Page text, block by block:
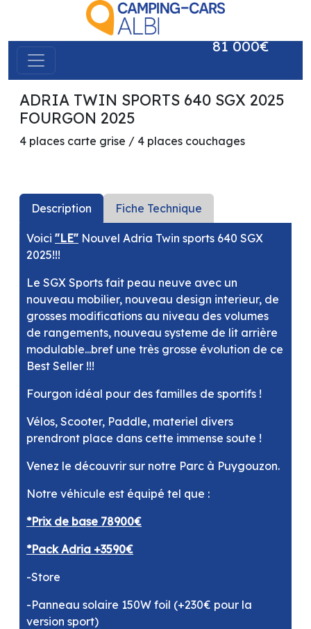
précédent suivant
ADRIA TWIN SPORTS 640 SGX 2025
FOURGON 2025
4 places carte grise / 4 places couchages
81 000€
Description Fiche Technique
Voici "LE" Nouvel Adria Twin sports 640 SGX
2025!!!
Le SGX Sports fait peau neuve avec un
nouveau mobilier, nouveau design interieur, de
grosses modifications au niveau des volumes
de rangements, nouveau systeme de lit arrière
modulable...bref une très grosse évolution de ce
Best Seller !!!
Fourgon idéal pour des familles de sportifs !
Vélos, Scooter, Paddle, materiel divers
prendront place dans cette immense soute !
Venez le découvrir sur notre Parc à Puygouzon.
Notre véhicule est équipé tel que :
*Prix de base 78900€
*Pack Adria +3590€
-Store
-Panneau solaire 150W foil (+230€ pour la
version sport)